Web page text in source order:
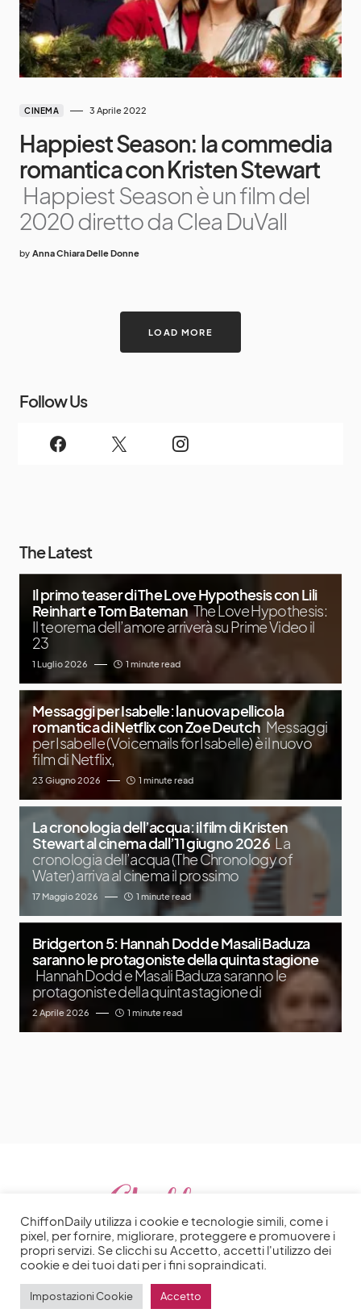
CINEMA 3 Aprile 2022
Happiest Season: la commedia
romantica con Kristen Stewart
Happiest Season è un film del
2020 diretto da Clea DuVall
by Anna Chiara Delle Donne
LOAD MORE
Follow Us
The Latest
Il primo teaser di The Love Hypothesis con Lili
Reinhart e Tom Bateman The Love Hypothesis:
Il teorema dell’amore arriverà su Prime Video il
23
1 Luglio 2026 1 minute read
Messaggi per Isabelle: la nuova pellicola
romantica di Netflix con Zoe Deutch Messaggi
per Isabelle (Voicemails for Isabelle) è il nuovo
film di Netflix,
23 Giugno 2026 1 minute read
La cronologia dell’acqua: il film di Kristen
Stewart al cinema dall’11 giugno 2026 La
cronologia dell’acqua (The Chronology of
Water) arriva al cinema il prossimo
17 Maggio 2026 1 minute read
Bridgerton 5: Hannah Dodd e Masali Baduza
saranno le protagoniste della quinta stagione
Hannah Dodd e Masali Baduza saranno le
protagoniste della quinta stagione di
2 Aprile 2026 1 minute read
ChiffonDaily utilizza i cookie e tecnologie simili, come i
pixel, per fornire, migliorare, proteggere e promuovere i
propri servizi. Se clicchi su Accetto, accetti l'utilizzo dei
cookie e dei tuoi dati per i fini sopraindicati.
Impostazioni Cookie Accetto